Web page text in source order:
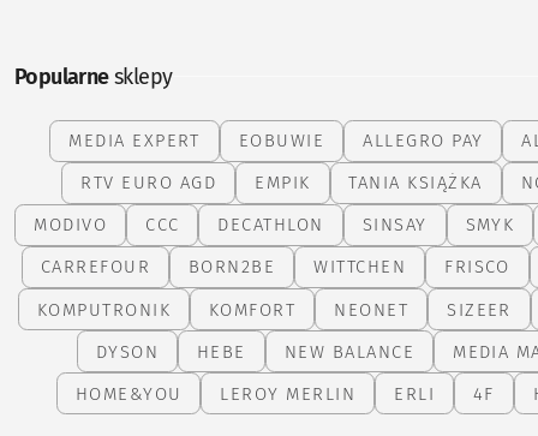
Popularnesklepy
MEDIA EXPERT EOBUWIE ALLEGRO PAY
RTV EURO AGD
EMPIK TANIA KSIĄŻKA
MODIVO
CCC DECATHLON SINSAY
SMYK
CARREFOUR
BORN2BE WITTCHEN
FRISCO
KOMPUTRONIK
KOMFORT NEONET
SIZEER
DYSON
HEBE NEW BALANCE
MEDIA
HOME&YOU
LEROY MERLIN ERLI 4F